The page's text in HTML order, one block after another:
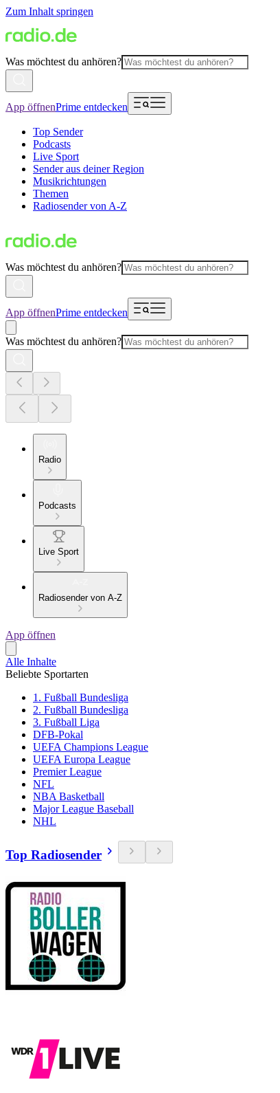
Zum Inhalt springen
Was möchtest du anhören?
App öffnenPrime entdecken
Top Sender
Podcasts
Live Sport
Sender aus deiner Region
Musikrichtungen
Themen
Radiosender von A-Z
Was möchtest du anhören?
App öffnenPrime entdecken
Was möchtest du anhören?
Radio
Podcasts
Live Sport
Radiosender von A-Z
App öffnen
Alle Inhalte
Beliebte Sportarten
1. Fußball Bundesliga
2. Fußball Bundesliga
3. Fußball Liga
DFB-Pokal
UEFA Champions League
UEFA Europa League
Premier League
NFL
NBA Basketball
Major League Baseball
NHL
Top Radiosender